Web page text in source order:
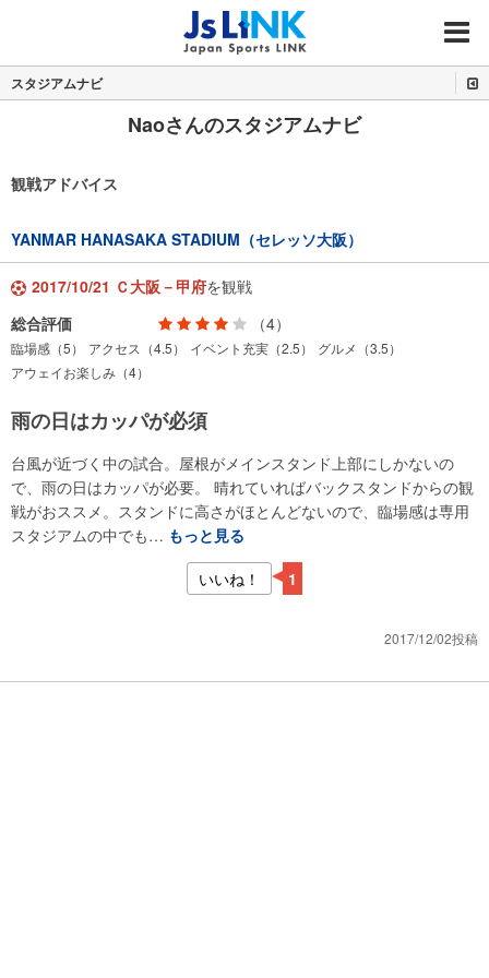
MENU
スタジアムナビ
Naoさんのスタジアムナビ
観戦アドバイス
YANMAR HANASAKA STADIUM（セレッソ大阪）
2017/10/21 Ｃ大阪－甲府を観戦
総合評価
（4）
臨場感（5） アクセス（4.5） イベント充実（2.5）
グルメ（3.5）
アウェイお楽しみ（4）
雨の日はカッパが必須
台風が近づく中の試合。屋根がメインスタンド上部にしかないの
で、雨の日はカッパが必要。 晴れていればバックスタンドからの観
戦がおススメ。スタンドに高さがほとんどないので、臨場感は専用
スタジアムの中でも… もっと見る
いいね！
1
2017/12/02投稿